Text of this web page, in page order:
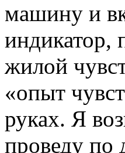
машину и
индикатор,
жилой
«опыт
руках. Я
проведу по